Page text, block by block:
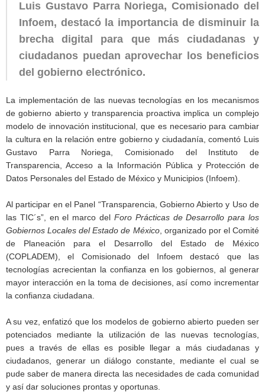
Luis Gustavo Parra Noriega, Comisionado del
Infoem, destacó la importancia de disminuir la
brecha digital para que más ciudadanas y
ciudadanos puedan aprovechar los beneficios
del gobierno electrónico.
La implementación de las nuevas tecnologías en los mecanismos
de gobierno abierto y transparencia proactiva implica un complejo
modelo de innovación institucional, que es necesario para cambiar
la cultura en la relación entre gobierno y ciudadanía, comentó Luis
Gustavo Parra Noriega, Comisionado del Instituto de
Transparencia, Acceso a la Información Pública y Protección de
Datos Personales del Estado de México y Municipios (Infoem).
Al participar en el Panel “Transparencia, Gobierno Abierto y Uso de
las TIC´s”, en el marco del Foro Prácticas de Desarrollo para los
Gobiernos Locales del Estado de México, organizado por el Comité
de Planeación para el Desarrollo del Estado de México
(COPLADEM), el Comisionado del Infoem destacó que las
tecnologías acrecientan la confianza en los gobiernos, al generar
mayor interacción en la toma de decisiones, así como incrementar
la confianza ciudadana.
A su vez, enfatizó que los modelos de gobierno abierto pueden ser
potenciados mediante la utilización de las nuevas tecnologías,
pues a través de ellas es posible llegar a más ciudadanas y
ciudadanos, generar un diálogo constante, mediante el cual se
pude saber de manera directa las necesidades de cada comunidad
y así dar soluciones prontas y oportunas.